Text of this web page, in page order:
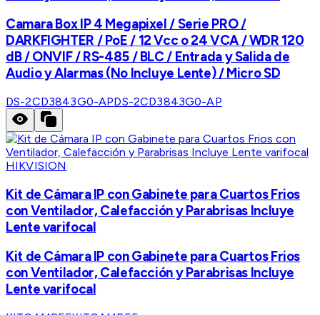
Camara Box IP 4 Megapixel / Serie PRO /
DARKFIGHTER / PoE / 12 Vcc o 24 VCA / WDR 120
dB / ONVIF / RS-485 / BLC / Entrada y Salida de
Audio y Alarmas (No Incluye Lente) / Micro SD
DS-2CD3843G0-APDS-2CD3843G0-AP
HIKVISION
Kit de Cámara IP con Gabinete para Cuartos Frios
con Ventilador, Calefacción y Parabrisas Incluye
Lente varifocal
Kit de Cámara IP con Gabinete para Cuartos Frios
con Ventilador, Calefacción y Parabrisas Incluye
Lente varifocal